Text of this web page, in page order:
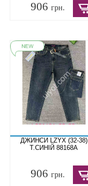
906 грн.
ДЖИНСИ LZYX (32-38)
Т.СИНІЙ 88168A
906 грн.